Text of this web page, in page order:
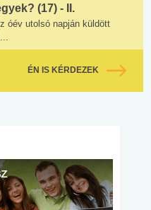
(17) - II.
óév utolsó napján küldött
ÉN IS KÉRDEZEK